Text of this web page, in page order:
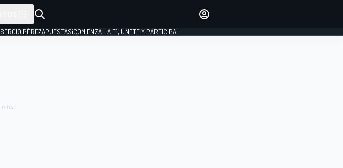
INICIAR SESIÓN
SERGIO PÉREZAPUESTAS¡COMIENZA LA F1, ÚNETE Y PARTICIPA!